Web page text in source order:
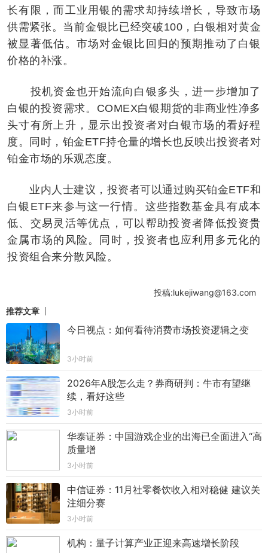
长有限，而工业用银的需求却持续增长，导致市场
供需紧张。当前金银比已经突破100，白银相对黄金
被显著低估。市场对金银比回归的预期推动了白银
价格的补涨。
投机资金也开始流向白银多头，进一步增加了
白银的投资需求。COMEX白银期货的非商业性净多
头寸有所上升，显示出投资者对白银市场的看好程
度。同时，铂金ETF持仓量的增长也反映出投资者对
铂金市场的乐观态度。
业内人士建议，投资者可以通过购买铂金ETF和
白银ETF来参与这一行情。这些指数基金具有成本
低、交易灵活等优点，可以帮助投资者降低投资贵
金属市场的风险。同时，投资者也应利用多元化的
投资组合来分散风险。
投稿:lukejiwang@163.com
推荐文章
今日视点：如何看待消费市场投资逻辑之变
3小时前
2026年A股怎么走？券商研判：牛市有望继
续，看好这些
3小时前
华泰证券：中国游戏企业的出海已全面进入“高
质量增
3小时前
中信证券：11月社零餐饮收入相对稳健 建议关
注细分赛
3小时前
机构：量子计算产业正迎来高速增长阶段